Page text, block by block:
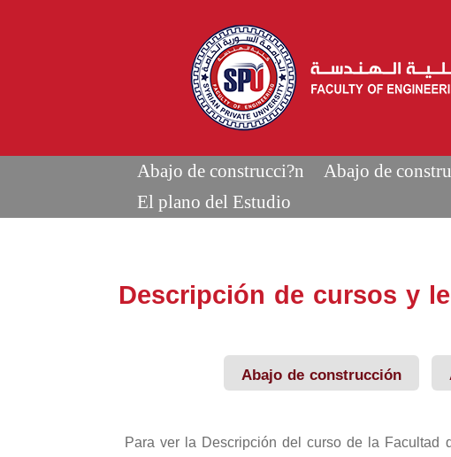
Abajo de construcci?n Abajo de
El plano del Estudio
Descripción de cursos y
Abajo de construcción
Para ver la Descripción del curso de la Facultad